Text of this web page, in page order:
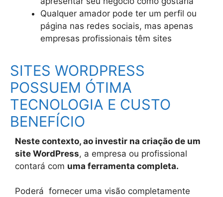
Qualquer amador pode ter um perfil ou
página nas redes sociais, mas apenas
empresas profissionais têm sites
SITES WORDPRESS
POSSUEM ÓTIMA
TECNOLOGIA E CUSTO
BENEFÍCIO
Neste contexto, ao investir na criação de um
site WordPress, a empresa ou profissional
contará com uma ferramenta completa.
Poderá fornecer uma visão completamente